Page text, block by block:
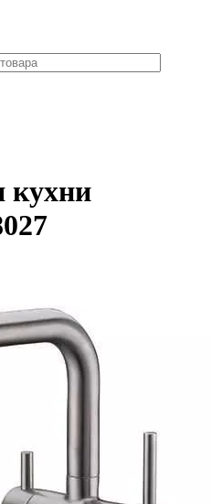
кухни